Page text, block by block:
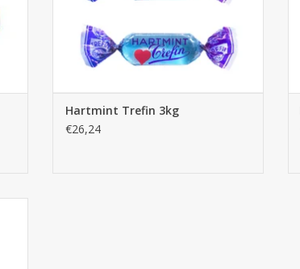
Hartmint Trefin 3kg
€26,24